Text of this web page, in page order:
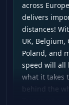
across
delivers
distances!
UK, Belgium,
Poland, and
speed will all
what it takes
behind the